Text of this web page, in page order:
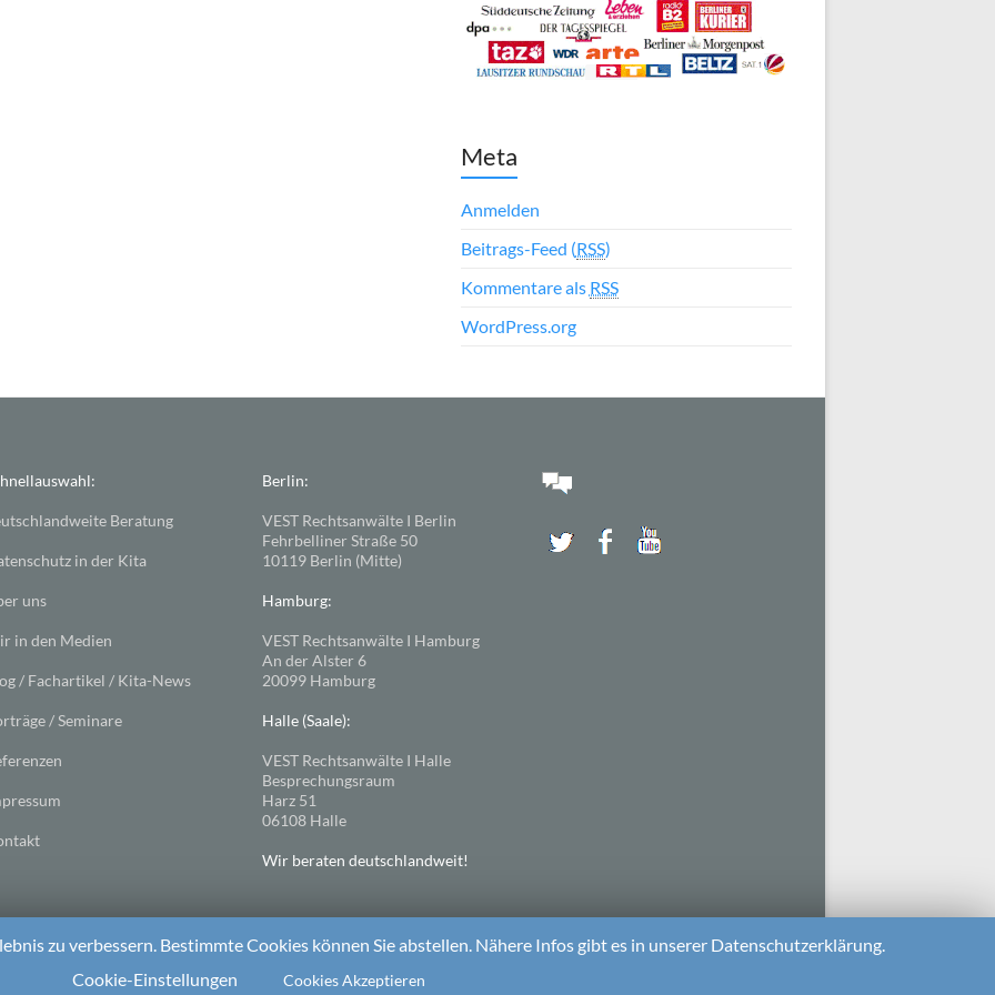
Meta
Anmelden
Beitrags-Feed (RSS)
Kommentare als RSS
WordPress.org
Beratung
in der Kita
uns
in den Medien
/ Fachartikel / Kita-News
/ Seminare
Berlin:
VEST Rechtsanwälte I Berlin
Fehrbelliner Straße 50
10119 Berlin (Mitte)
Hamburg:
VEST Rechtsanwälte I Hamburg
An der Alster 6
20099 Hamburg
Halle (Saale):
VEST Rechtsanwälte I Halle
Besprechungsraum
Harz 51
06108 Halle
Wir beraten deutschlandweit!
zu verbessern. Bestimmte Cookies können Sie abstellen. Nähere Infos gibt es in unserer Datenschutzerklärung.
Cookie-Einstellungen
Cookies Akzeptieren